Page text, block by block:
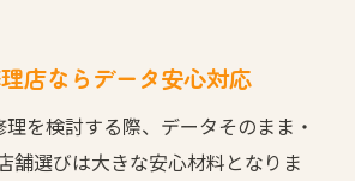
店ならデータ安心対応
理を検討する際、データそのまま・
舗選びは大きな安心材料となりま